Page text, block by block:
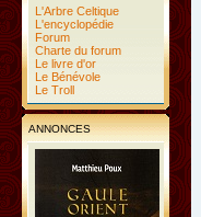
L'Arbre Celtique
L'encyclopédie
Forum
Charte du forum
Le livre d'or
Le Bénévole
Le Troll
ANNONCES